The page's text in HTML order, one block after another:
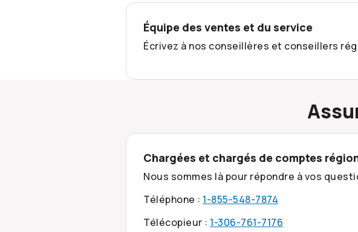
Équipe des ventes et du service
Écrivez à nos conseillères et conseillers
Chargées et chargés de comptes
Nous sommes là pour répondre à vos
Téléphone : 1-855-548-7874
Télécopieur : 1-306-761-7176